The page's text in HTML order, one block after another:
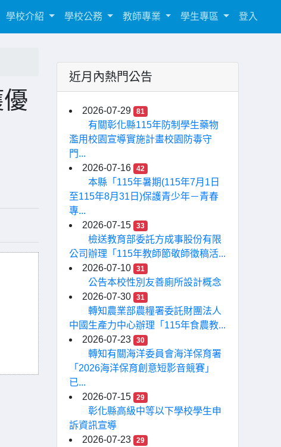
學校介紹 學校公務 教師專業 學生專區 登入
近月內熱門公告
2026-07-29 81
有關彰化縣115年防制學生藥物
濫用校園宣導實施計畫校園防毒守
門...
2026-07-16
42
本縣「115年暑期(115年7月1日
至115年8月31日)保護青少年－青春
專...
2026-07-15
33
檢送教育部委託方成事股份有限
公司辦理「115年教師節敬師徵稿活...
2026-07-10
31
公告本校性別友善廁所設計概念
2026-07-30
31
轉知農業部農糧署委託財團法人
中國生產力中心辦理「115年食農教...
2026-07-23
30
轉知有關海洋委員會海洋保育署
「2026海洋保育創意短影音競賽」
已...
2026-07-15
29
彰化縣高級中等以下學校學生申
訴資訊宣導
2026-07-23
29